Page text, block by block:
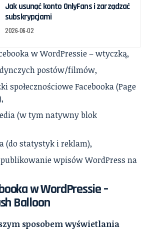
Jak usunąć konto OnlyFans i zarządzać
subskrypcjami
2026-06-02
w WordPressie – wtyczką,
postów/filmów,
społecznościowe Facebooka (Page
(w tym natywny blok
(do statystyk i reklam),
wpisów WordPress na
w WordPressie –
Balloon
sposobem wyświetlania